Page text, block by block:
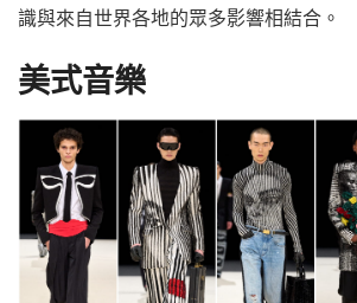
識與來自世界各地的眾多影響相結合。
美式音樂